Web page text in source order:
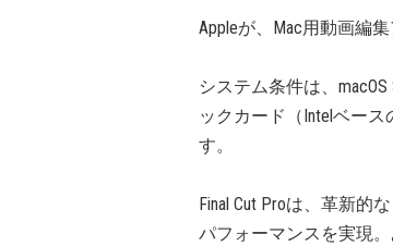
Appleが、Mac用動画編
システム条件は、macOS
ックカード（Intelベー
す。
Final Cut Proは、革新的
パフォーマンスを実現